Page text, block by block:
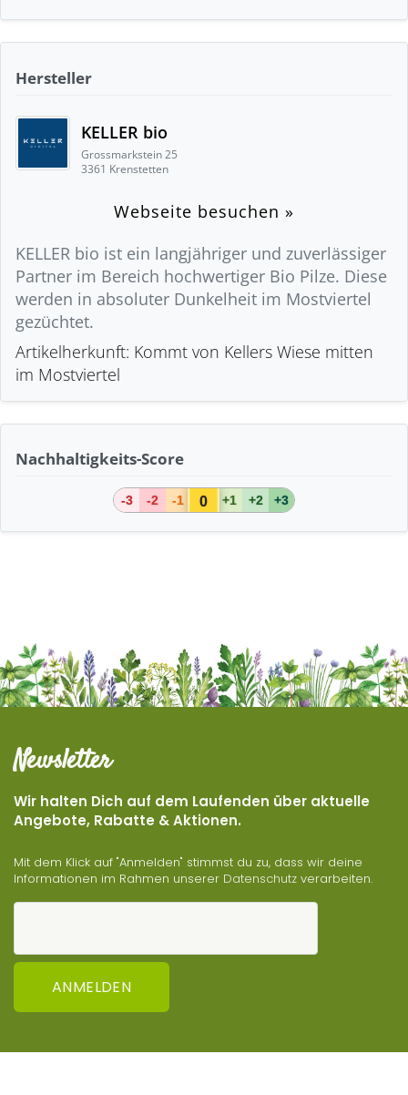
Hersteller
KELLER bio
Grossmarkstein 25
3361 Krenstetten
Webseite besuchen »
KELLER bio ist ein langjähriger und zuverlässiger
Partner im Bereich hochwertiger Bio Pilze. Diese
werden in absoluter Dunkelheit im Mostviertel
gezüchtet.
Artikelherkunft: Kommt von Kellers Wiese mitten
im Mostviertel
Nachhaltigkeits-Score
-3 -2 -1 0 +1 +2 +3
Newsletter
Wir halten Dich auf dem Laufenden über aktuelle
Angebote, Rabatte & Aktionen.
Mit dem Klick auf "Anmelden" stimmst du zu, dass wir deine
Informationen im Rahmen unserer Datenschutz verarbeiten.
ANMELDEN